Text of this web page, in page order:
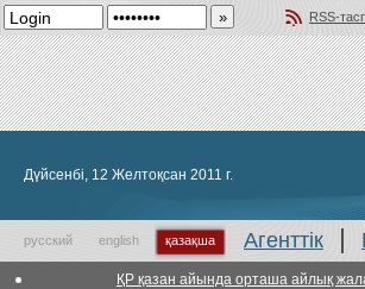
RSS-
Дүйсенбі, 12 Желтоқсан 2011 г.
русский english қазақша Агенттік
ҚР қазан айында орташа айлық